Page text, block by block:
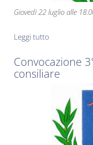
Giovedì 22 luglio alle
Leggi tutto
Convocazione
consiliare